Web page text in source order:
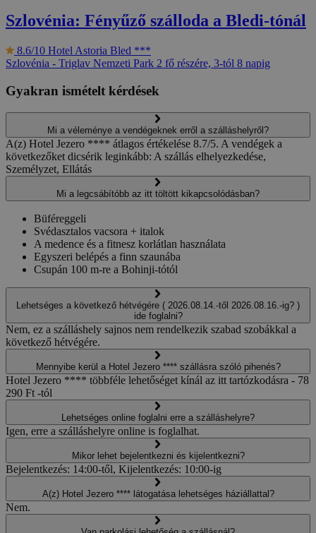
Szlovénia: Fényűző szálloda a Bledi-tónál
8.6/10 Hotel Astoria Bled ***
Szlovénia - Triglav Nemzeti Park 2 fő részére, 3-tól 8 napig
Gyakran ismételt kérdések
Mi a véleménye a vendégeknek erről a szálláshelyről?
A(z) Hotel Jezero **** átlagos értékelése 8.7/5. A vendégek a
következőket dicsérik leginkább: A szállás elhelyezkedése,
Személyzet, Ellátás
Mi a legcsábítóbb az itt töltött kikapcsolódásban?
Büféreggeli
Svédasztalos vacsora + italok
A medence és a fitnesz korlátlan használata
Egyszeri belépés a finn szaunába
Csupán 100 m-re a Bohinji-tótól
Lehetséges a következő hétvégére ( 2026.08.14.-től 2026.08.16.-ig? )
ide foglalni?
Nem, ez a szálláshely sajnos nem rendelkezik szabad szobákkal a
következő hétvégére.
Mennyibe kerül a Hotel Jezero **** szállásra szóló pihenés?
Hotel Jezero **** többféle lehetőséget kínál az itt tartózkodásra - 78
290 Ft -tól
Lehetséges online foglalni erre a szálláshelyre?
Igen, erre a szálláshelyre online is foglalhat.
Mikor lehet bejelentkezni és kijelentkezni?
Bejelentkezés: 14:00-től, Kijelentkezés: 10:00-ig
A(z) Hotel Jezero **** látogatása lehetséges háziállattal?
Nem.